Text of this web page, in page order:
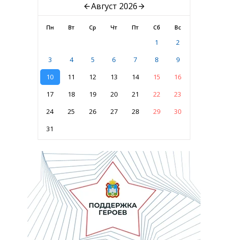
Август 2026
Пн Вт Ср Чт Пт Сб Вс
1
2
3
4 5 6 7 8
9
10
11 12 13 14 15
16
17
18 19 20 21 22
23
24
25 26 27 28 29
30
31